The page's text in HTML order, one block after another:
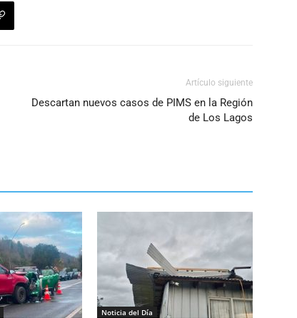
Artículo siguiente
Descartan nuevos casos de PIMS en la Región
de Los Lagos
Noticia del Día